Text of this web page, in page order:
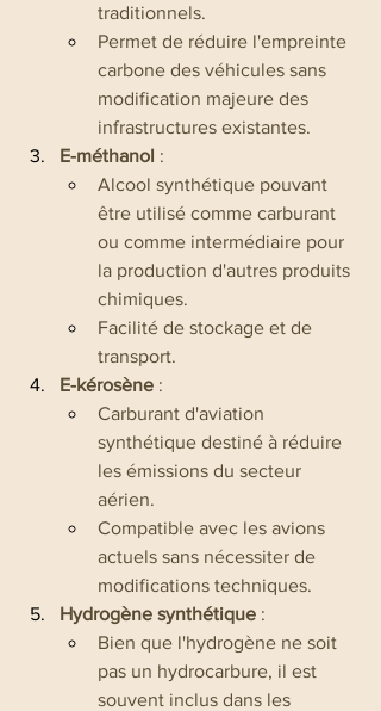
traditionnels.
Permet de réduire l'empreinte
carbone des véhicules sans
modification majeure des
infrastructures existantes.
E-méthanol :
Alcool synthétique pouvant
être utilisé comme carburant
ou comme intermédiaire pour
la production d'autres produits
chimiques.
Facilité de stockage et de
transport.
E-kérosène :
Carburant d'aviation
synthétique destiné à réduire
les émissions du secteur
aérien.
Compatible avec les avions
actuels sans nécessiter de
modifications techniques.
Hydrogène synthétique :
Bien que l'hydrogène ne soit
pas un hydrocarbure, il est
souvent inclus dans les